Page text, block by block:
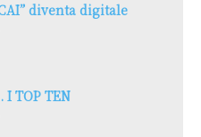
diventa digitale
I TOP TEN